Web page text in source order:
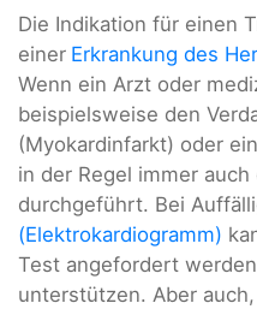
Die Indikation für einen
einer Erkrankung des
Wenn ein Arzt oder
beispielsweise den
(Myokardinfarkt) oder
in der Regel immer
durchgeführt. Bei
(Elektrokardiogramm)
Test angefordert
unterstützen. Aber